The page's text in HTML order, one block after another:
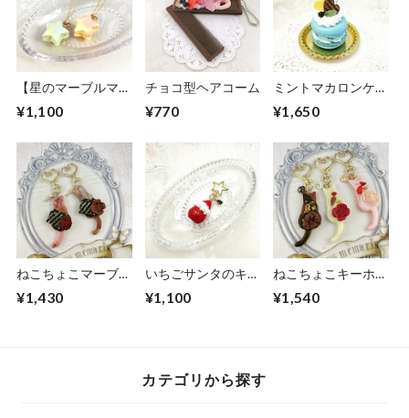
【星のマーブルマカ
ュービックジルコニ
¥1,100
チョコ型ヘアコーム
¥770
ミントマカロンケー
¥1,650
ねこちょこマーブル
¥1,430
いちごサンタのキー
¥1,100
ねこちょこキーホル
¥1,540
カテゴリから探す